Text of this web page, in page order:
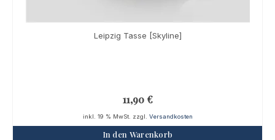
Leipzig Tasse [Skyline]
11,90 €
inkl. 19 % MwSt. zzgl. Versandkosten
In den Warenkorb